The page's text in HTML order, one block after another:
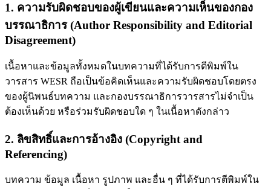
1. ความรับผิดชอบของผู้เขียนและความเห็นของกอง
บรรณาธิการ (Author Responsibility and Editorial
Disagreement)
เนื้อหาและข้อมูลทั้งหมดในบทความที่ได้รับการตีพิมพ์ใน
วารสาร WESR ถือเป็นข้อคิดเห็นและความรับผิดชอบโดยตรง
ของผู้นิพนธ์บทความ และกองบรรณาธิการวารสารไม่จำเป็น
ต้องเห็นด้วย หรือร่วมรับผิดชอบใด ๆ ในเนื้อหาดังกล่าว
2. ลิขสิทธิ์และการอ้างอิง (Copyright and
Referencing)
บทความ ข้อมูล เนื้อหา รูปภาพ และอื่น ๆ ที่ได้รับการตีพิมพ์ใน